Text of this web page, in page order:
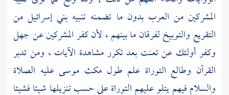
المشركين من العرببدون ما تضمنه تنبيه بني إسرائيل من
التقريع والتوبيخ لفرقان ما بينهم ، لأن كفر المشركين عن جهل
وكفر أولئك عن تعنت بعد تكرر مشاهدة الآيات ، ومن تدبر
القرآن وطالع التوراة علم طول مكث موسىعليه الصلاة
والسلام فيهم يتلو عليهم التوراة على حسب تنزيلها شيئا فشيئا